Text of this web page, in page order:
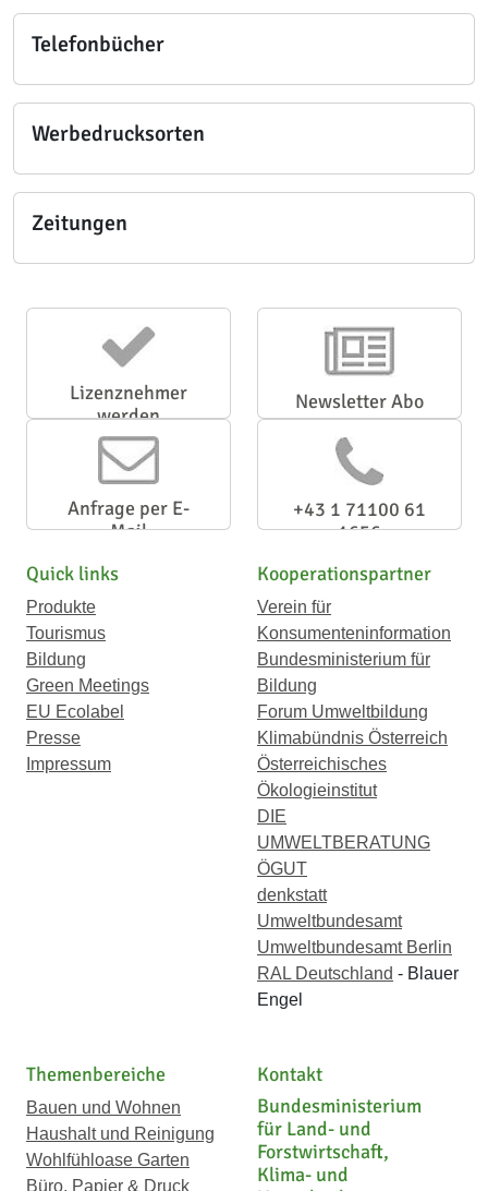
Telefonbücher
Werbedrucksorten
Zeitungen
Lizenznehmer
werden
Newsletter Abo
Anfrage per E-
Mail
+43 1 71100 61
1656
Quick links
Produkte
Tourismus
Bildung
Green Meetings
EU Ecolabel
Presse
Impressum
Kooperationspartner
Verein für
Konsumenteninformation
Bundesministerium für
Bildung
Forum Umweltbildung
Klimabündnis Österreich
Österreichisches
Ökologieinstitut
DIE
UMWELTBERATUNG
ÖGUT
denkstatt
Umweltbundesamt
Umweltbundesamt Berlin
RAL Deutschland - Blauer
Engel
Themenbereiche
Bauen und Wohnen
Haushalt und Reinigung
Wohlfühloase Garten
Büro, Papier & Druck
Kontakt
Bundesministerium
für Land- und
Forstwirtschaft,
Klima- und